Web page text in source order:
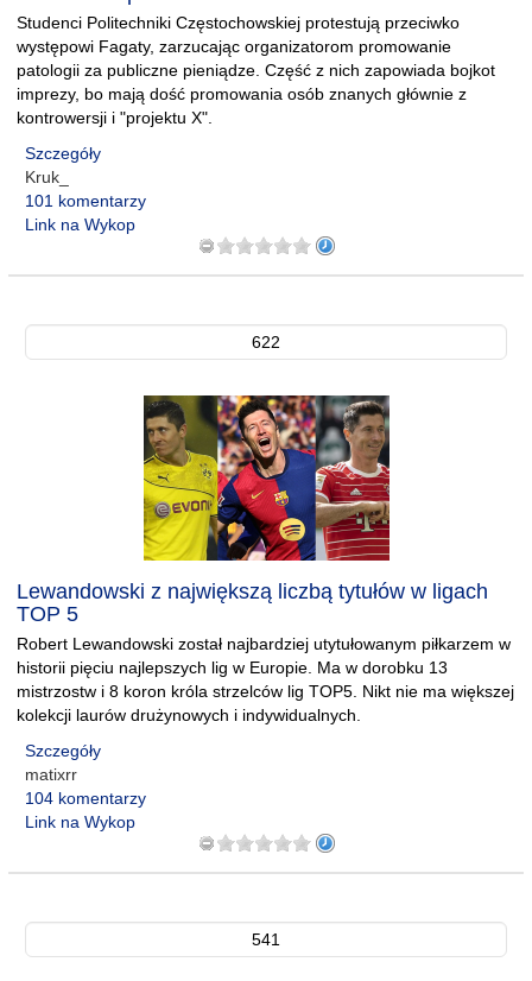
Studenci Politechniki Częstochowskiej protestują przeciwko
występowi Fagaty, zarzucając organizatorom promowanie
patologii za publiczne pieniądze. Część z nich zapowiada bojkot
imprezy, bo mają dość promowania osób znanych głównie z
kontrowersji i "projektu X".
Szczegóły
Kruk_
101 komentarzy
Link na Wykop
622
Lewandowski z największą liczbą tytułów w ligach
TOP 5
Robert Lewandowski został najbardziej utytułowanym piłkarzem w
historii pięciu najlepszych lig w Europie. Ma w dorobku 13
mistrzostw i 8 koron króla strzelców lig TOP5. Nikt nie ma większej
kolekcji laurów drużynowych i indywidualnych.
Szczegóły
matixrr
104 komentarzy
Link na Wykop
541